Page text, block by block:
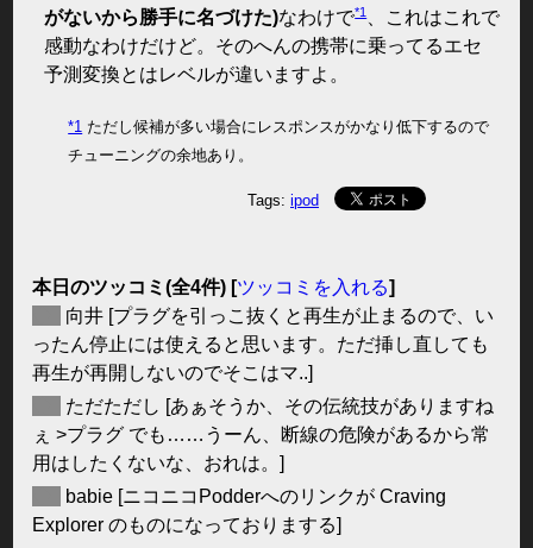
がないから勝手に名づけた)なわけで*1、これはこれで
感動なわけだけど。そのへんの携帯に乗ってるエセ
予測変換とはレベルが違いますよ。
*1 ただし候補が多い場合にレスポンスがかなり低下するので
チューニングの余地あり。
Tags: ipod
本日のツッコミ(全4件) [ツッコミを入れる]
向井 [プラグを引っこ抜くと再生が止まるので、い
ったん停止には使えると思います。ただ挿し直しても
再生が再開しないのでそこはマ..]
ただただし [あぁそうか、その伝統技がありますね
ぇ >プラグ でも……うーん、断線の危険があるから常
用はしたくないな、おれは。]
babie [ニコニコPodderへのリンクが Craving
Explorer のものになっておりまする]